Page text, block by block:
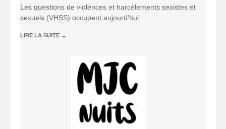
Les questions de violences et harcèlements sexistes et
sexuels (VHSS) occupent aujourd’hui
LIRE LA SUITE →